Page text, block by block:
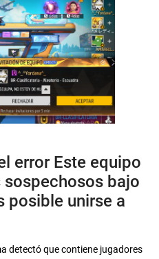
error Este equipo
bajo
posible unirse a
detectó que contiene jugadores